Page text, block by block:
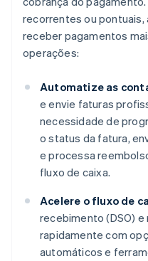
recorrentes ou pontuais,
receber pagamentos
operações:
Automatize as
e envie faturas
necessidade de
o status da fatura,
e processa
fluxo de caixa.
Acelere o fluxo de
recebimento (DSO)
rapidamente com
automáticos e